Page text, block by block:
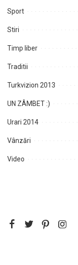
Sport
Stiri
Timp liber
Traditii
Turkvizion 2013
UN ZÂMBET :)
Urari 2014
Vânzări
Video